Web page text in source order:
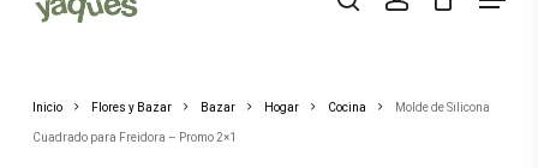
search account
Inicio Flores y Bazar Bazar Hogar Cocina Molde de Silicona
Cuadrado para Freidora – Promo 2×1